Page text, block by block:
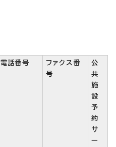
電話番号
ファクス番
号
公
共
施
設
予
約
サ
ー